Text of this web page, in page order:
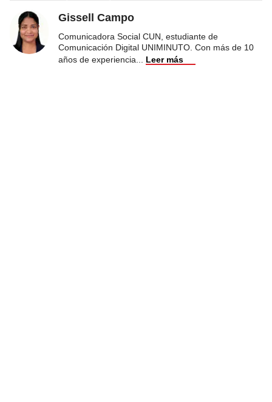
Gissell Campo
Comunicadora Social CUN, estudiante de
Comunicación Digital UNIMINUTO. Con más de 10
años de experiencia
Leer más